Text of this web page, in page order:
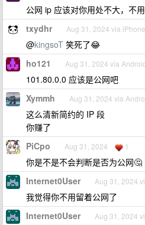
公网 ip 应该对你用处不大，不
txydhr Aug 31, 2024 via iPhone
@kingsoT 笑死了😂
ho121 Aug 31, 2024 via
101.80.0.0 应该是公网吧
Xymmh Aug 31, 2024 via
这么清新简约的 IP 段
你赚了
PiCpo Aug 31, 2024 1
你是不是不会判断是否为公网🤔
Internet0User Aug 31, 2024
我觉得你不用留着公网了
Internet0User Aug 31, 2024